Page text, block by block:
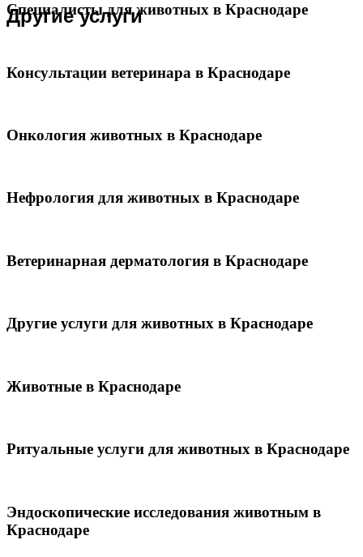
Другие услуги
Специалисты для животных в Краснодаре
Консультации ветеринара в Краснодаре
Онкология животных в Краснодаре
Нефрология для животных в Краснодаре
Ветеринарная дерматология в Краснодаре
Другие услуги для животных в Краснодаре
Животные в Краснодаре
Ритуальные услуги для животных в Краснодаре
Эндоскопические исследования животным в
Краснодаре